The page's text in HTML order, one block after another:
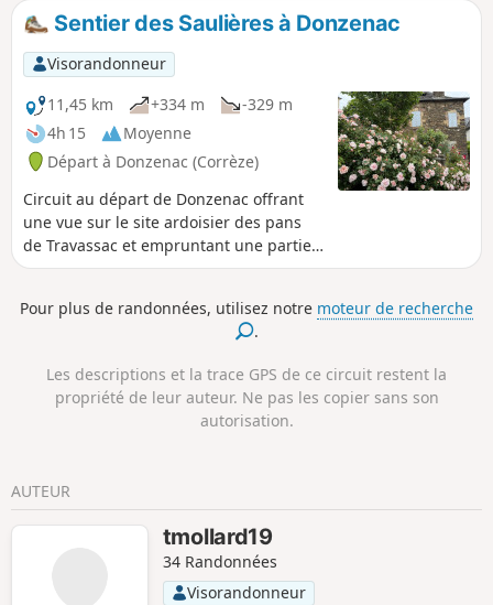
Sentier des Saulières à Donzenac
Visorandonneur
11,45 km
+334 m
-329 m
4h 15
Moyenne
Départ à Donzenac (Corrèze)
Circuit au départ de Donzenac offrant
une vue sur le site ardoisier des pans
de Travassac et empruntant une partie
du circuit de la Résistance avec les abris
Pour plus de randonnées, utilisez notre moteur de recherche
.
Les descriptions et la trace GPS de ce circuit restent la
propriété de leur auteur. Ne pas les copier sans son
autorisation.
AUTEUR
tmollard19
34 Randonnées
Visorandonneur